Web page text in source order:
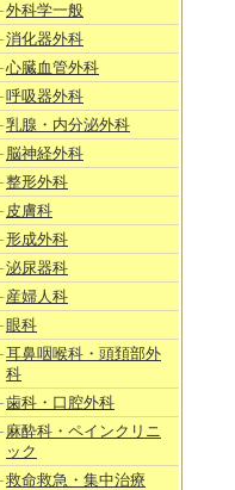
外科学一般
消化器外科
心臓血管外科
呼吸器外科
乳腺・内分泌外科
脳神経外科
整形外科
皮膚科
形成外科
泌尿器科
産婦人科
眼科
耳鼻咽喉科・頭頚部外
科
歯科・口腔外科
麻酔科・ペインクリニ
ック
救命救急・集中治療